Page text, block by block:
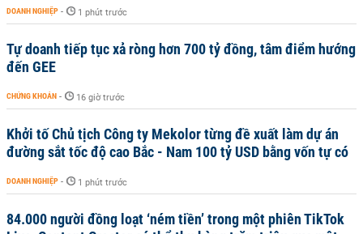
DOANH NGHIỆP - 1 phút trước
Tự doanh tiếp tục xả ròng hơn 700 tỷ đồng, tâm điểm hướng
đến GEE
CHỨNG KHOÁN - 16 giờ trước
Khởi tố Chủ tịch Công ty Mekolor từng đề xuất làm dự án
đường sắt tốc độ cao Bắc - Nam 100 tỷ USD bằng vốn tự có
DOANH NGHIỆP - 1 phút trước
84.000 người đồng loạt ‘ném tiền’ trong một phiên TikTok